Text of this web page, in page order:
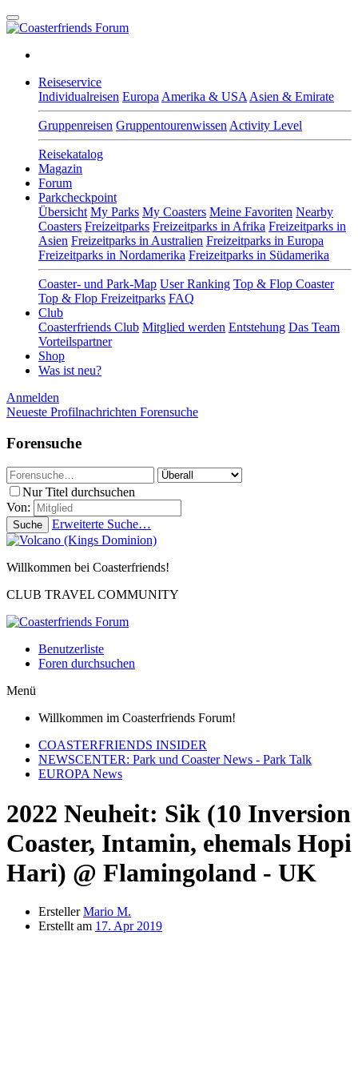
Reiseservice
Individualreisen Europa Amerika & USA Asien & Emirate
Gruppenreisen Gruppentourenwissen Activity Level
Reisekatalog
Magazin
Forum
Parkcheckpoint
Übersicht My Parks My Coasters Meine Favoriten Nearby
Coasters Freizeitparks Freizeitparks in Afrika Freizeitparks in
Asien Freizeitparks in Australien Freizeitparks in Europa
Freizeitparks in Nordamerika Freizeitparks in Südamerika
Coaster- und Park-Map User Ranking Top & Flop Coaster
Top & Flop Freizeitparks FAQ
Club
Coasterfriends Club Mitglied werden Entstehung Das Team
Vorteilspartner
Shop
Was ist neu?
Anmelden
Neueste Profilnachrichten Forensuche
Forensuche
Nur Titel durchsuchen
Von:
Suche Erweiterte Suche…
Willkommen bei Coasterfriends!
CLUB TRAVEL COMMUNITY
Benutzerliste
Foren durchsuchen
Menü
Willkommen im Coasterfriends Forum!
COASTERFRIENDS INSIDER
NEWSCENTER: Park und Coaster News - Park Talk
EUROPA News
2022 Neuheit: Sik (10 Inversion
Coaster, Intamin, ehemals Hopi
Hari) @ Flamingoland - UK
Ersteller Mario M.
Erstellt am 17. Apr 2019